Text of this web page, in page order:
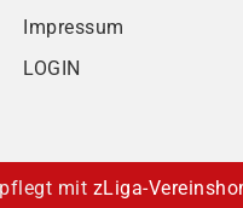
Impressum
LOGIN
mit zLiga-